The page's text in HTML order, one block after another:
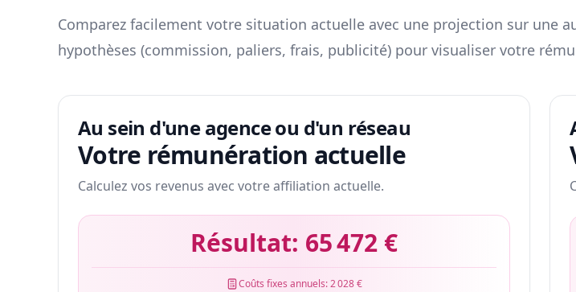
Comparez facilement votre situation actuelle avec une projection sur une
hypothèses (commission, paliers, frais, publicité) pour visualiser votre
Au sein d'une agence ou d'un réseau
Votre rémunération actuelle
Calculez vos revenus avec votre affiliation actuelle.
Résultat: 65 472 €
Coûts fixes annuels:2 028 €